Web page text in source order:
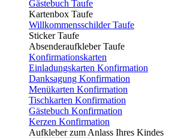
Gästebuch Taufe
Kartenbox Taufe
Willkommensschilder Taufe
Sticker Taufe
Absenderaufkleber Taufe
Konfirmationskarten
Einladungskarten Konfirmation
Danksagung Konfirmation
Menükarten Konfirmation
Tischkarten Konfirmation
Gästebuch Konfirmation
Kerzen Konfirmation
Aufkleber zum Anlass Ihres Kindes